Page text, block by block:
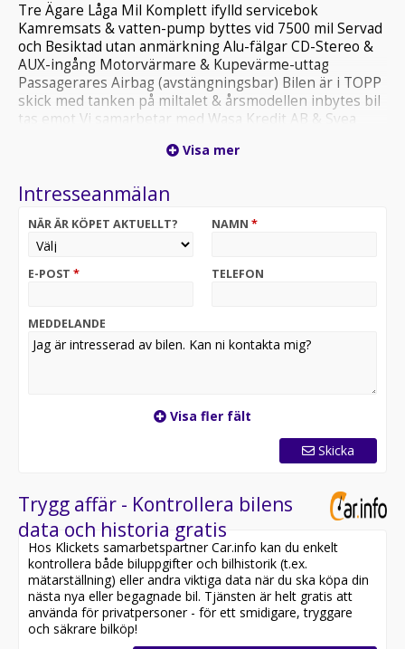
Tre Ägare Låga Mil Komplett ifylld servicebok
Kamremsats & vatten-pump byttes vid 7500 mil Servad
och Besiktad utan anmärkning Alu-fälgar CD-Stereo &
AUX-ingång Motorvärmare & Kupevärme-uttag
Passagerares Airbag (avstängningsbar) Bilen är i TOPP
skick med tanken på miltalet & årsmodellen inbytes bil
tas emot Vi samarbetar med Wasa Kredit AB & Svea
VARMT VÄLKOMNA....... För mer info RING 0197603020
Visa mer
Intresseanmälan
NÄR ÄR KÖPET AKTUELLT? NAMN *
E-POST * TELEFON
MEDDELANDE
Visa fler fält
Skicka
Trygg affär - Kontrollera bilens
data och historia gratis
Hos Klickets samarbetspartner Car.info kan du enkelt
kontrollera både biluppgifter och bilhistorik (t.ex.
mätarställning) eller andra viktiga data när du ska köpa din
nästa nya eller begagnade bil. Tjänsten är helt gratis att
använda för privatpersoner - för ett smidigare, tryggare
och säkrare bilköp!